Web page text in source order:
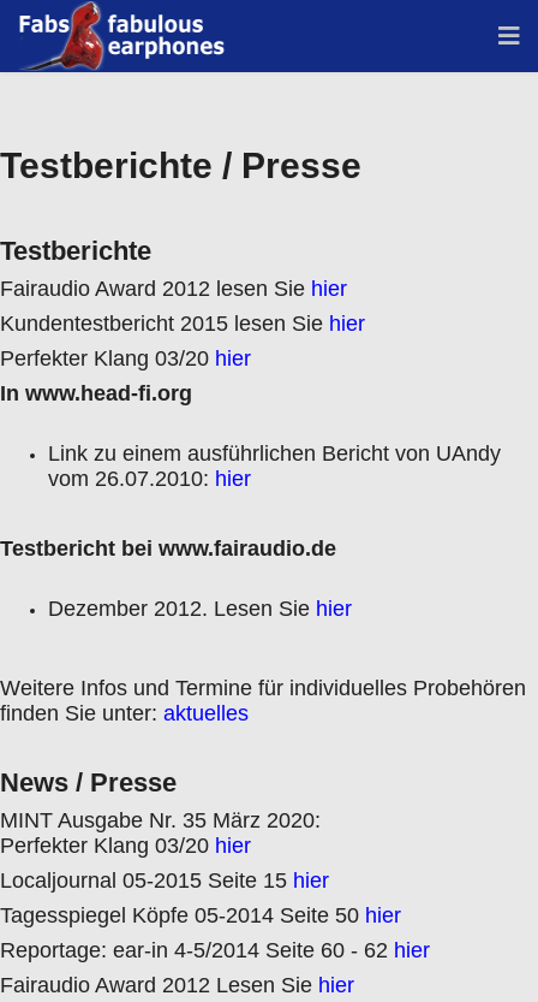
Testberichte / Presse
Testberichte
Fairaudio Award 2012 lesen Sie hier
Kundentestbericht 2015 lesen Sie hier
Perfekter Klang 03/20 hier
In www.head-fi.org
Link zu einem ausführlichen Bericht von UAndy
vom 26.07.2010: hier
Testbericht bei www.fairaudio.de
Dezember 2012. Lesen Sie hier
Weitere Infos und Termine für individuelles Probehören
finden Sie unter: aktuelles
News / Presse
MINT Ausgabe Nr. 35 März 2020:
Perfekter Klang 03/20 hier
Localjournal 05-2015 Seite 15 hier
Tagesspiegel Köpfe 05-2014 Seite 50 hier
Reportage: ear-in 4-5/2014 Seite 60 - 62 hier
Fairaudio Award 2012 Lesen Sie hier